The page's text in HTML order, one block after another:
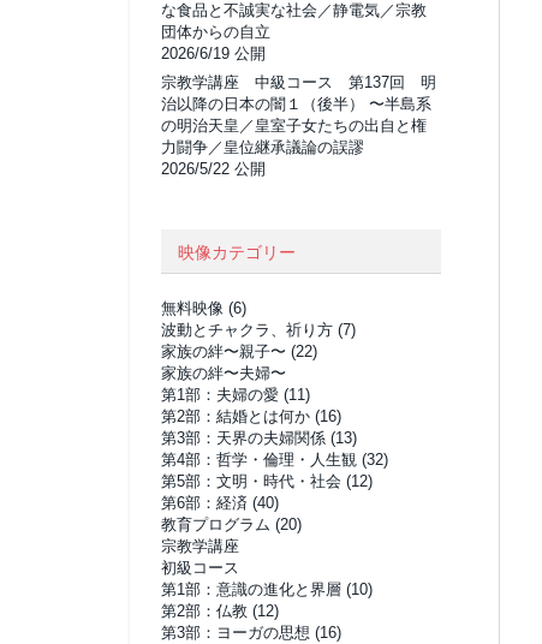
な食品と不誠実な社会／静電気／宗教
団体からの自立
2026/6/19 公開
宗教学講座 中級コース 第137回 明
治以降の日本の闇１（後半） 〜半島系
の明治天皇／皇室子女たちの出自と権
力闘争／皇位継承議論の誤謬
2026/5/22 公開
映像カテゴリー
無料映像 (6)
波動とチャクラ、祈り方 (7)
家族の絆〜親子〜 (22)
家族の絆〜夫婦〜
第1部：夫婦の愛 (11)
第2部：結婚とは何か (16)
第3部：天界の夫婦関係 (13)
第4部：哲学・倫理・人生観 (32)
第5部：文明・時代・社会 (12)
第6部：経済 (40)
教育プログラム (20)
宗教学講座
初級コース
第1部：意識の進化と界層 (10)
第2部：仏教 (12)
第3部：ヨーガの思想 (16)